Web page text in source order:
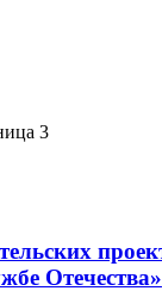
3
Отечества»